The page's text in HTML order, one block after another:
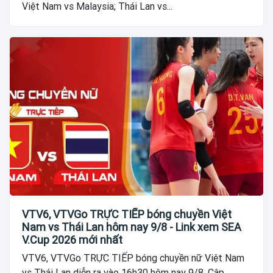
Việt Nam vs Malaysia; Thái Lan vs...
VTV6, VTVGo TRỰC TIẾP bóng chuyền Việt
Nam vs Thái Lan hôm nay 9/8 - Link xem SEA
V.Cup 2026 mới nhất
VTV6, VTVGo TRỰC TIẾP bóng chuyền nữ Việt Nam